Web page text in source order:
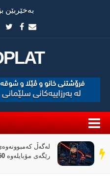
بەخێربێن
سەر
دێڕ
لەگەڵ
رێگەی مۆبایلەوە 50٪ کەمی کردووە